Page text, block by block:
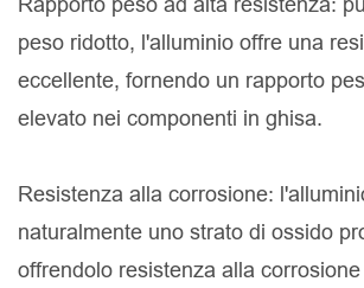
peso ridotto, l'alluminio offre una
eccellente, fornendo un rapporto
elevato nei componenti in ghisa.
Resistenza alla corrosione:
naturalmente uno strato di ossido
offrendolo resistenza alla